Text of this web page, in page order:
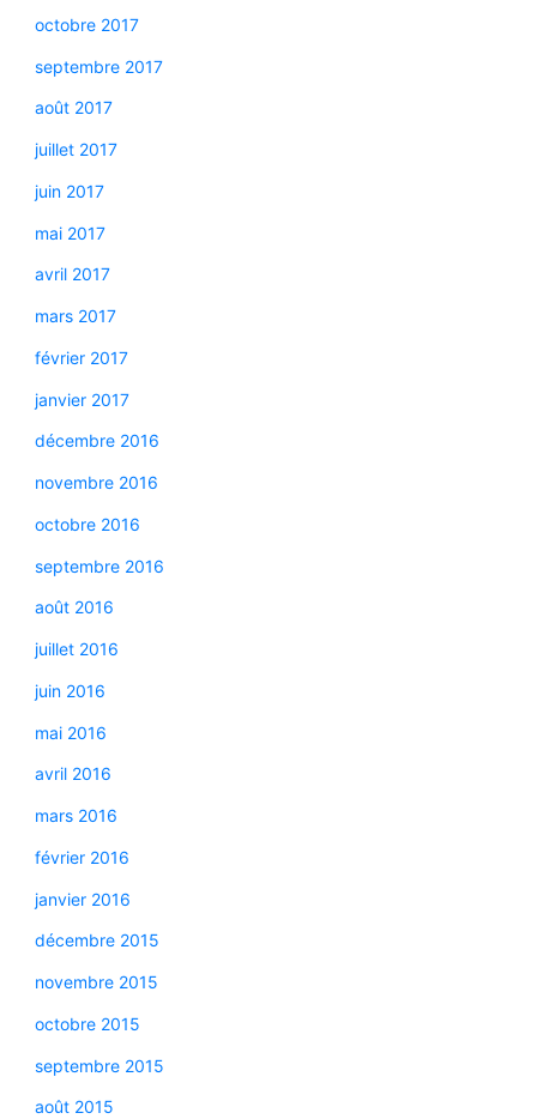
octobre 2017
septembre 2017
août 2017
juillet 2017
juin 2017
mai 2017
avril 2017
mars 2017
février 2017
janvier 2017
décembre 2016
novembre 2016
octobre 2016
septembre 2016
août 2016
juillet 2016
juin 2016
mai 2016
avril 2016
mars 2016
février 2016
janvier 2016
décembre 2015
novembre 2015
octobre 2015
septembre 2015
août 2015